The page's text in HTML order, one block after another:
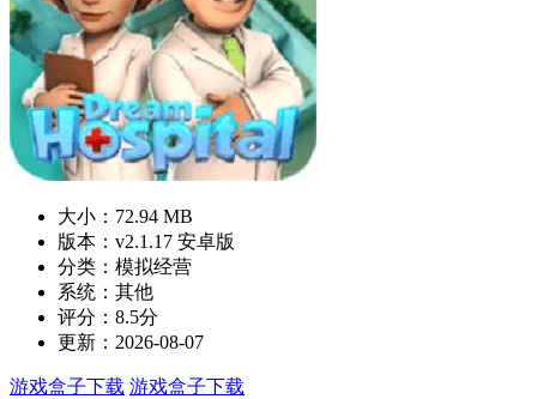
大小：72.94 MB
版本：v2.1.17 安卓版
分类：模拟经营
系统：其他
评分：8.5分
更新：2026-08-07
游戏盒子下载 游戏盒子下载